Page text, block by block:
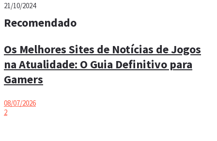
21/10/2024
Recomendado
Os Melhores Sites de Notícias de Jogos
na Atualidade: O Guia Definitivo para
Gamers
08/07/2026
2